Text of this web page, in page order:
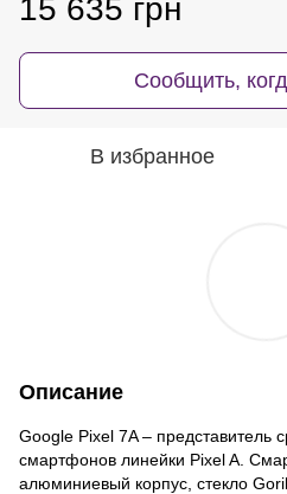
15 635 грн
Сообщить,
В избранное
Описание
Google Pixel 7A – представитель
смартфонов линейки Pixel A.
алюминиевый корпус, стекло